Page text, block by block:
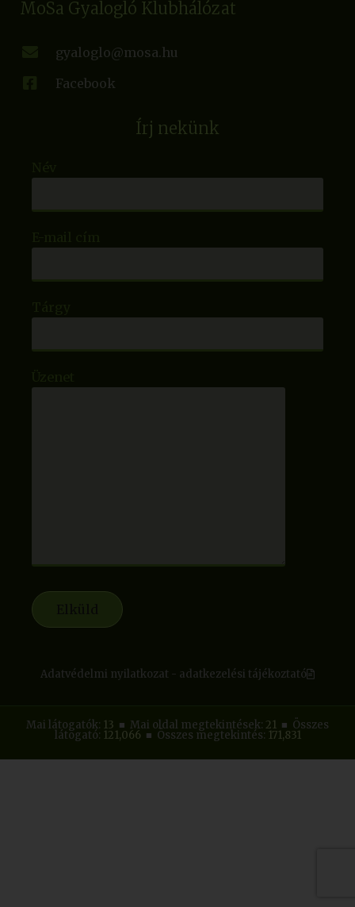
MoSa Gyalogló Klubhálózat
gyaloglo@mosa.hu
Facebook
Írj nekünk
Adatvédelmi nyilatkozat - adatkezelési tájékoztató
Mai látogatók: 13 ■ Mai oldal megtekintések: 21 ■ Összes
látogató: 121,066 ■ Összes megtekintés: 171,831